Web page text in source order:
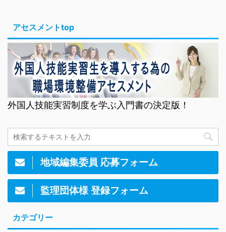
アセスメントtop
外国人技能実習制度を学ぶ入門書の決定版！
地域編集委員 応募フォーム
監理団体様 登録フォーム
カテゴリー